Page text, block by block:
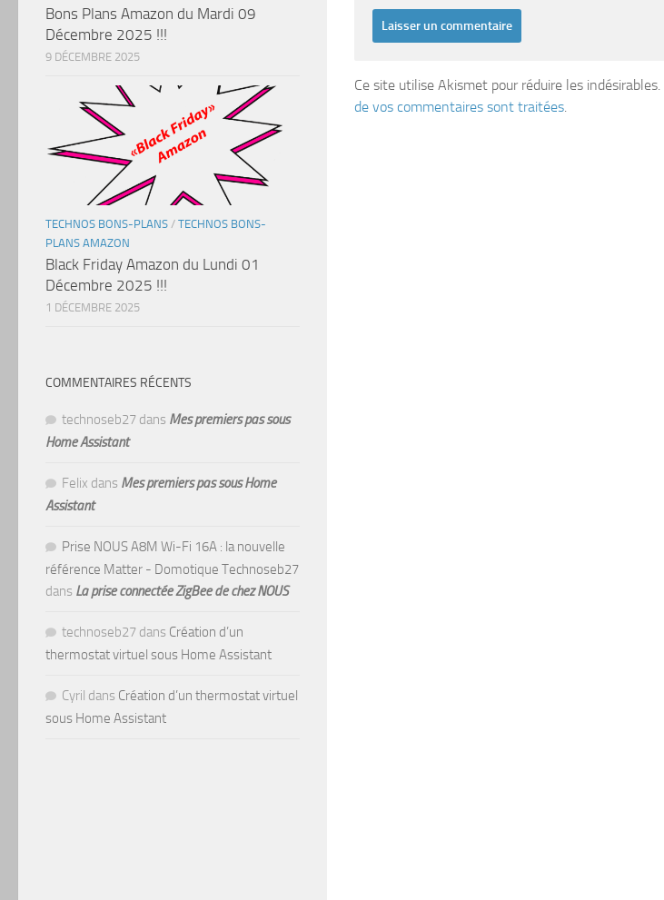
Ce site utilise Akismet pour réduire les indésirables.
de vos commentaires sont traitées
Bons Plans Amazon du Mardi 09
Décembre 2025 !!!
9 DÉCEMBRE 2025
TECHNOS BONS-PLANS / TECHNOS BONS-
PLANS AMAZON
Black Friday Amazon du Lundi 01
Décembre 2025 !!!
1 DÉCEMBRE 2025
COMMENTAIRES RÉCENTS
technoseb27 dans Mes premiers pas sous
Home Assistant
Felix dans Mes premiers pas sous Home
Assistant
Prise NOUS A8M Wi-Fi 16A : la nouvelle
référence Matter - Domotique Technoseb27
dans La prise connectée ZigBee de chez NOUS
technoseb27 dans Création d’un
thermostat virtuel sous Home Assistant
Cyril dans Création d’un thermostat virtuel
sous Home Assistant